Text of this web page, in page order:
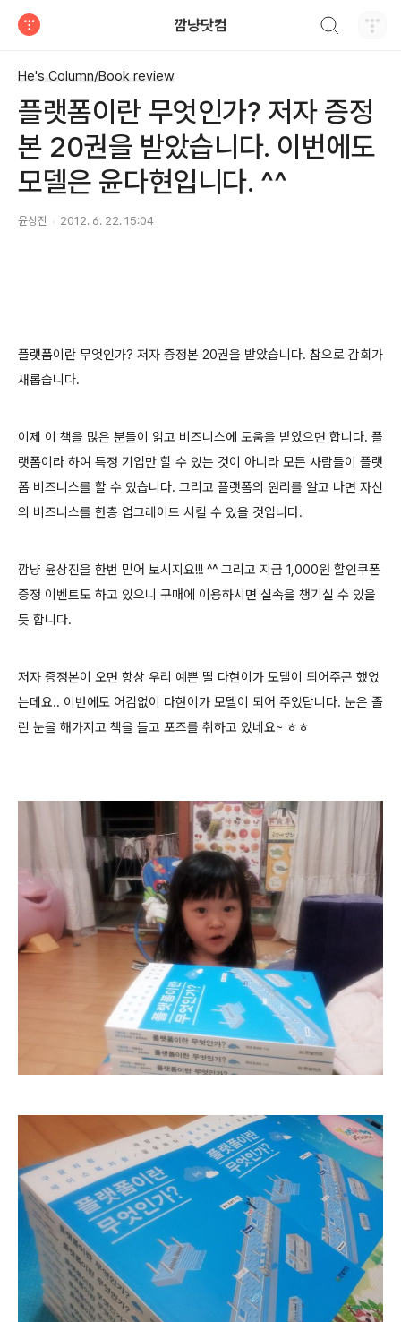
깜냥닷컴
He's Column/Book review
플랫폼이란 무엇인가? 저자 증정
본 20권을 받았습니다. 이번에도
모델은 윤다현입니다. ^^
윤상진 2012. 6. 22. 15:04
플랫폼이란 무엇인가? 저자 증정본 20권을 받았습니다. 참으로 감회가
새롭습니다.
이제 이 책을 많은 분들이 읽고 비즈니스에 도움을 받았으면 합니다. 플
랫폼이라 하여 특정 기업만 할 수 있는 것이 아니라 모든 사람들이 플랫
폼 비즈니스를 할 수 있습니다. 그리고 플랫폼의 원리를 알고 나면 자신
의 비즈니스를 한층 업그레이드 시킬 수 있을 것입니다.
깜냥 윤상진을 한번 믿어 보시지요!!! ^^ 그리고 지금 1,000원 할인쿠폰
증정 이벤트도 하고 있으니 구매에 이용하시면 실속을 챙기실 수 있을
듯 합니다.
저자 증정본이 오면 항상 우리 예쁜 딸 다현이가 모델이 되어주곤 했었
는데요.. 이번에도 어김없이 다현이가 모델이 되어 주었답니다. 눈은 졸
린 눈을 해가지고 책을 들고 포즈를 취하고 있네요~ ㅎㅎ